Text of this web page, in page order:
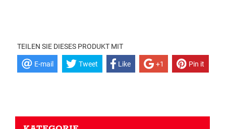
TEILEN SIE DIESES PRODUKT MIT
E-mail Tweet Like +1 Pin it